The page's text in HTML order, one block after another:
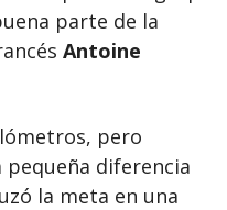
parte de la
Antoine
pero
diferencia
la meta en una